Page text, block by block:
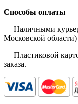
Способы оплаты
— Наличными
Московской области)
— Пластиковой
заказа.